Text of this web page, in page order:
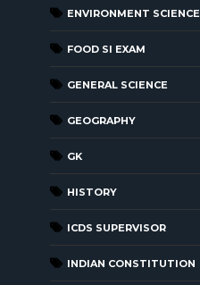
ENVIRONMENT SCIENCE
FOOD SI EXAM
GENERAL SCIENCE
GEOGRAPHY
GK
HISTORY
ICDS SUPERVISOR
INDIAN CONSTITUTION